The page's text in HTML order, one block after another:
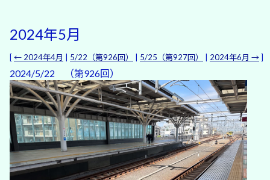
2024年5月
[← 2024年4月 5/22（第926回） 5/25（第927回） 2024年6月 →]
2024/5/22 （第926回）